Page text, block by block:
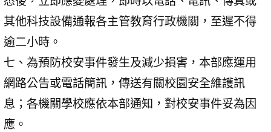
其他科技設備通報各主管教育行政機關，至遲不得
逾二小時。
七、為預防校安事件發生及減少損害，本部應運用
網路公告或電話簡訊，傳送有關校園安全維護訊
息；各機關學校應依本部通知，對校安事件妥為因
應。